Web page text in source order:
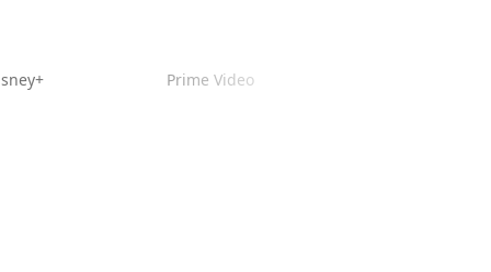
Prime Video